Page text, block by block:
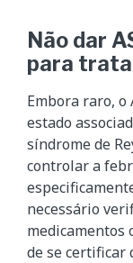
Não dar
para
Embora raro, o
estado
síndrome de
controlar a
necessário
medicamentos
de se certificar